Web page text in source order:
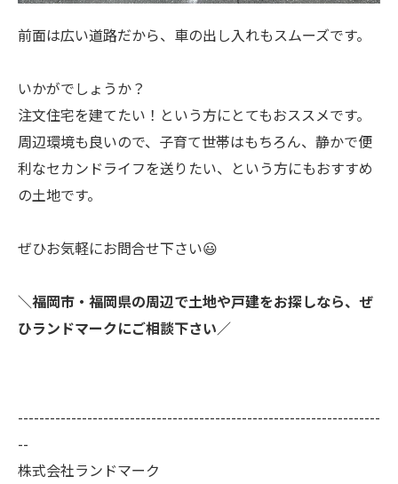
前面は広い道路だから、車の出し入れもスムーズです。
いかがでしょうか？
注文住宅を建てたい！という方にとてもおススメです。
周辺環境も良いので、子育て世帯はもちろん、静かで便
利なセカンドライフを送りたい、という方にもおすすめ
の土地です。
ぜひお気軽にお問合せ下さい😃
＼福岡市・福岡県の周辺で土地や戸建をお探しなら、ぜ
ひランドマークにご相談下さい／
--------------------------------------------------------------------
--
株式会社ランドマーク